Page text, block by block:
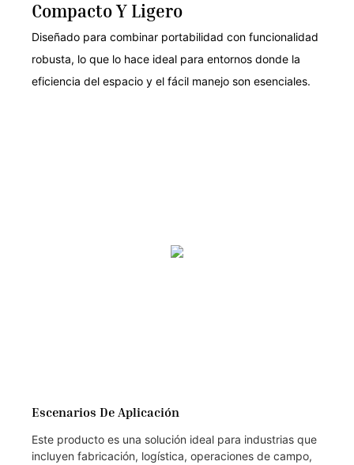
Compacto Y Ligero
Diseñado para combinar portabilidad con funcionalidad
robusta, lo que lo hace ideal para entornos donde la
eficiencia del espacio y el fácil manejo son esenciales.
Escenarios De Aplicación
Este producto es una solución ideal para industrias que
incluyen fabricación, logística, operaciones de campo,